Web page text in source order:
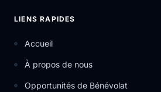
LIENS RAPIDES
Accueil
À propos de nous
Opportunités de Bénévolat